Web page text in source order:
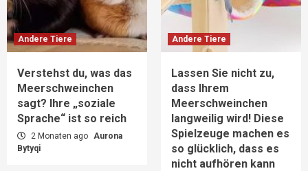
Andere Tiere
Verstehst du, was das
Meerschweinchen
sagt? Ihre „soziale
Sprache“ ist so reich
2 Monaten ago Aurona
Bytyqi
Andere Tiere
Lassen Sie nicht zu,
dass Ihrem
Meerschweinchen
langweilig wird! Diese
Spielzeuge machen es
so glücklich, dass es
nicht aufhören kann